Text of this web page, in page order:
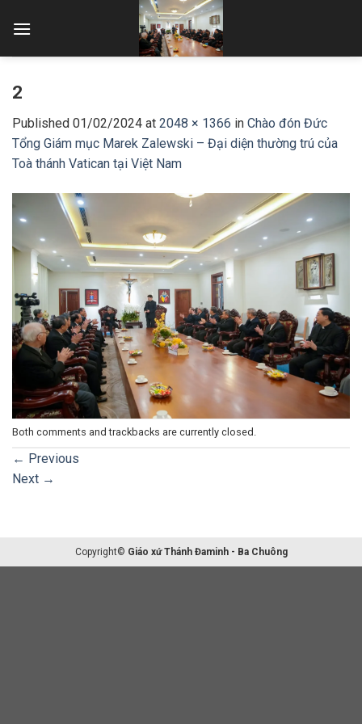
2
Published 01/02/2024 at 2048 × 1366 in Chào đón Đức
Tổng Giám mục Marek Zalewski – Đại diện thường trú của
Toà thánh Vatican tại Việt Nam
Both comments and trackbacks are currently closed.
← Previous
Next →
Copyright© Giáo xứ Thánh Đaminh - Ba Chuông